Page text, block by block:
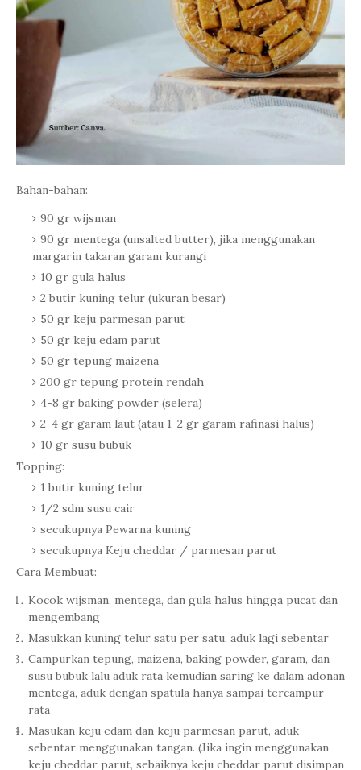
Bahan-bahan:
90 gr wijsman
90 gr mentega (unsalted butter), jika menggunakan
margarin takaran garam kurangi
10 gr gula halus
2 butir kuning telur (ukuran besar)
50 gr keju parmesan parut
50 gr keju edam parut
50 gr tepung maizena
200 gr tepung protein rendah
4-8 gr baking powder (selera)
2-4 gr garam laut (atau 1-2 gr garam rafinasi halus)
10 gr susu bubuk
Topping:
1 butir kuning telur
1/2 sdm susu cair
secukupnya Pewarna kuning
secukupnya Keju cheddar / parmesan parut
Cara Membuat:
Kocok wijsman, mentega, dan gula halus hingga pucat dan
mengembang
Masukkan kuning telur satu per satu, aduk lagi sebentar
Campurkan tepung, maizena, baking powder, garam, dan
susu bubuk lalu aduk rata kemudian saring ke dalam adonan
mentega, aduk dengan spatula hanya sampai tercampur
rata
Masukan keju edam dan keju parmesan parut, aduk
sebentar menggunakan tangan. (Jika ingin menggunakan
keju cheddar parut, sebaiknya keju cheddar parut disimpan